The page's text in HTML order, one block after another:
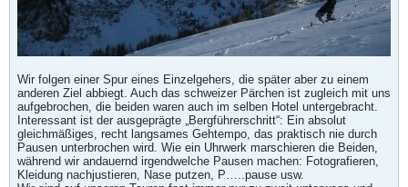
Wir folgen einer Spur eines Einzelgehers, die später aber zu einem
anderen Ziel abbiegt. Auch das schweizer Pärchen ist zugleich mit uns
aufgebrochen, die beiden waren auch im selben Hotel untergebracht.
Interessant ist der ausgeprägte „Bergführerschritt“: Ein absolut
gleichmäßiges, recht langsames Gehtempo, das praktisch nie durch
Pausen unterbrochen wird. Wie ein Uhrwerk marschieren die Beiden,
während wir andauernd irgendwelche Pausen machen: Fotografieren,
Kleidung nachjustieren, Nase putzen, P…..pause usw.